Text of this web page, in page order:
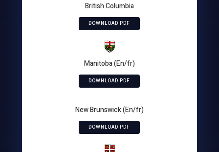
British Columbia
DOWNLOAD PDF
Manitoba (En/fr)
DOWNLOAD PDF
New Brunswick (En/fr)
DOWNLOAD PDF